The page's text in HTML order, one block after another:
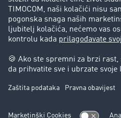
Blog
Zabrane vožnje za kamione
Pravni
Impresum